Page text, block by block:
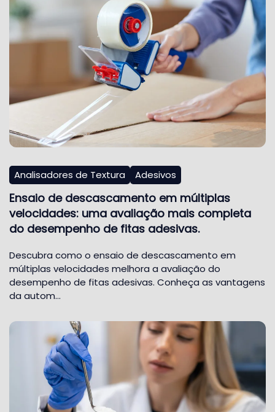
Analisadores de Textura Adesivos
Ensaio de descascamento em múltiplas
velocidades: uma avaliação mais completa
do desempenho de fitas adesivas.
Descubra como o ensaio de descascamento em
múltiplas velocidades melhora a avaliação do
desempenho de fitas adesivas. Conheça as vantagens
da autom…